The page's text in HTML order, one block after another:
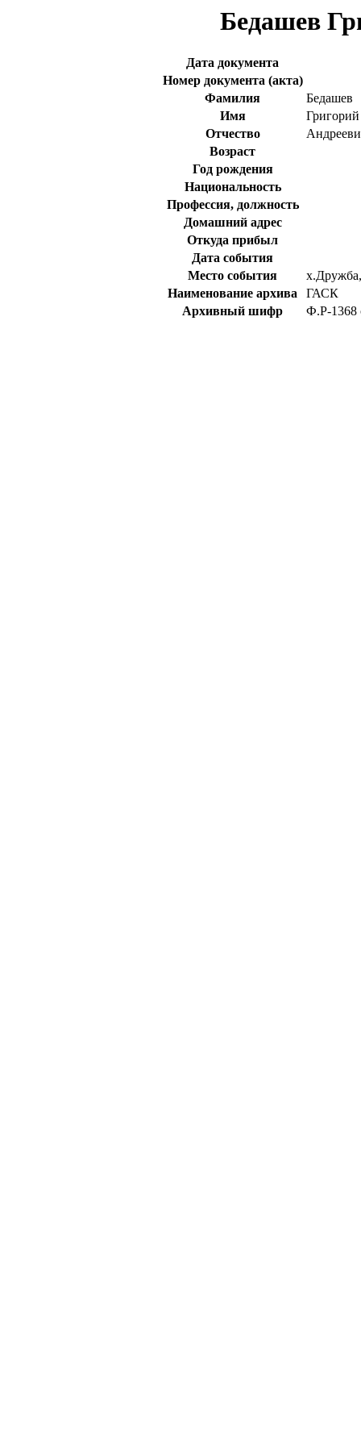
Бедашев
Дата документа
Номер документа (акта)
Фамилия
Бедашев
Имя
Григорий
Отчество
Возраст
Год рождения
Национальность
Профессия, должность
Домашний адрес
Откуда прибыл
Дата события
Место события
Наименование архива
ГАСК
Архивный шифр
Ф.Р-1368